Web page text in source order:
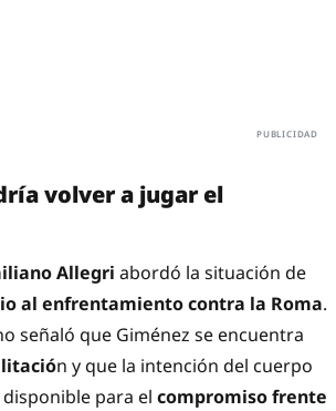
volver a jugar el
Allegri abordó la situación de
al enfrentamiento contra la Roma.
señaló que Giménez se encuentra
n y que la intención del cuerpo
para el compromiso frente